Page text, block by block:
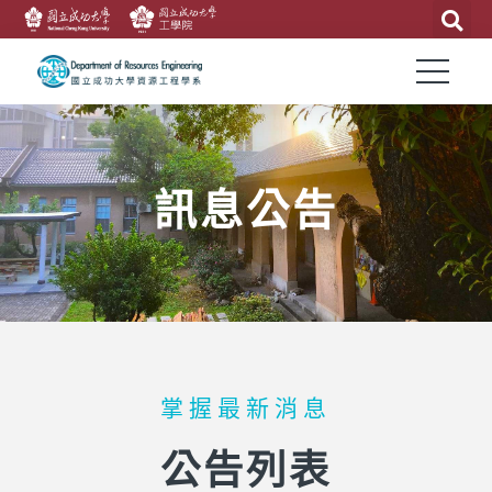
訊息公告
掌握最新消息
公告列表